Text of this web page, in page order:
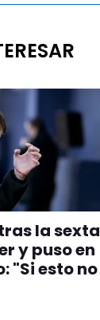
la sexta
y puso en
"Si esto no